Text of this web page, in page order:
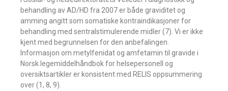
behandling av AD/HD fra 2007 er både graviditet og
amming angitt som somatiske kontraindikasjoner for
behandling med sentralstimulerende midler (7). Vi er ikke
kjent med begrunnelsen for den anbefalingen.
Informasjon om metylfenidat og amfetamin til gravide i
Norsk legemiddelhåndbok for helsepersonell og
oversiktsartikler er konsistent med RELIS oppsummering
over (1, 8, 9).